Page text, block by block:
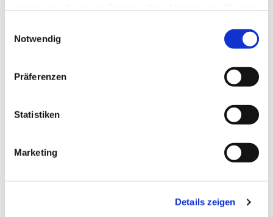
Notwendig
Präferenzen
Statistiken
Marketing
Details zeigen